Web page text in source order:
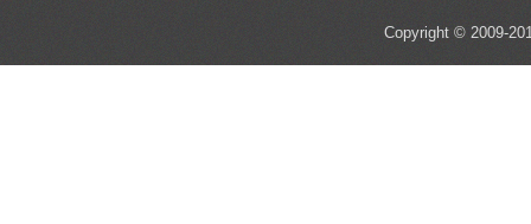
Copyright © 2009-